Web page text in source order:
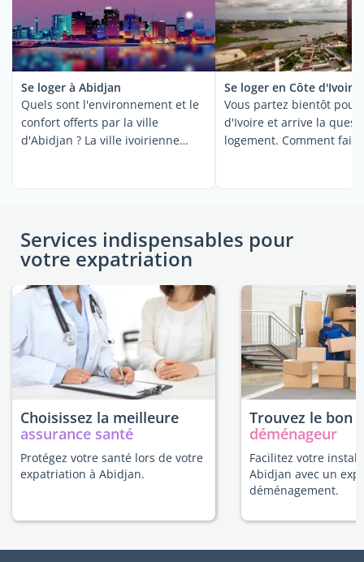
Se loger à Abidjan
Quels sont l'environnement et le
confort offerts par la ville
d'Abidjan ? La ville ivoirienne
Se loger en Côte d'Ivoire
Vous partez bientôt pour
d'Ivoire et arrive la
logement. Comment
Services indispensables pour
votre expatriation
Choisissez la meilleure
assurance santé
Protégez votre santé lors de votre
expatriation à Abidjan.
Trouvez le bon
déménageur
Facilitez votre
Abidjan avec un
déménagement.